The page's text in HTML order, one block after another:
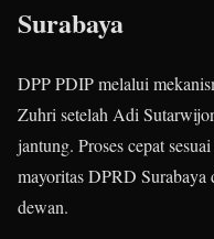
Surabaya
DPP PDIP melalui
Zuhri setelah Adi
jantung. Proses cepat
mayoritas DPRD Surabaya
dewan.